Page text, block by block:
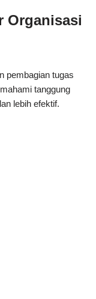
Organisasi
pembagian tugas
tanggung
lebih efektif.